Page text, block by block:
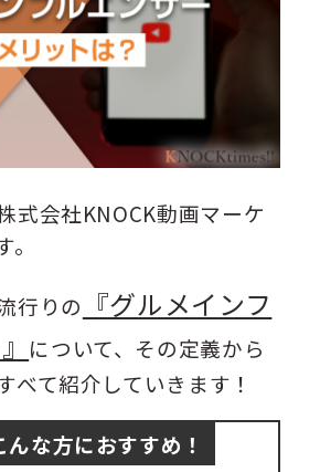
式会社KNOCK動画マーケ
行りの
『グルメインフ
について、その定義から
べて紹介していきます！
な方におすすめ！